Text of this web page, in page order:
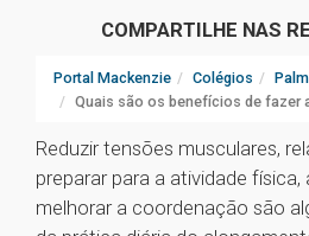
COMPARTILHE NAS
Portal Mackenzie Colégios
Quais são os benefícios de fazer
Reduzir tensões musculares,
preparar para a atividade
melhorar a coordenação são